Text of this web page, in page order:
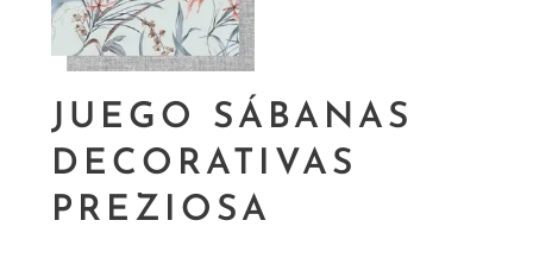
JUEGO SÁBANAS
DECORATIVAS
PREZIOSA